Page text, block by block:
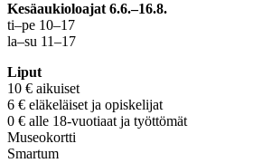
Kesäaukioloajat 6.6.–16.8.
ti–pe 10–17
la–su 11–17
Liput
10 € aikuiset
6 € eläkeläiset ja opiskelijat
0 € alle 18-vuotiaat ja työttömät
Museokortti
Smartum